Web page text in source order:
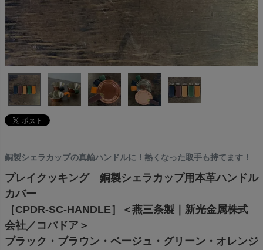
銅製シェラカップの真鍮ハンドルに！熱くなった取手も持てます！
プレイクッキング 銅製シェラカップ用本革ハンドル
カバー
［CPDR-SC-HANDLE］＜燕三条製｜新光金属株式
会社／コパドア＞
ブラック・ブラウン・ベージュ・グリーン・オレンジ